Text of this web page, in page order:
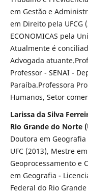
em Gestão e
em Direito pela UFCG
ECONOMICAS pela
Atualmente é
Advogada
Professor - SENAI -
Paraíba.Professora
Humanos, Setor
Larissa da Silva
Rio Grande do Norte
Doutora em
UFC (2013), Mestre
Geoprocessamento e
em Geografia -
Federal do Rio